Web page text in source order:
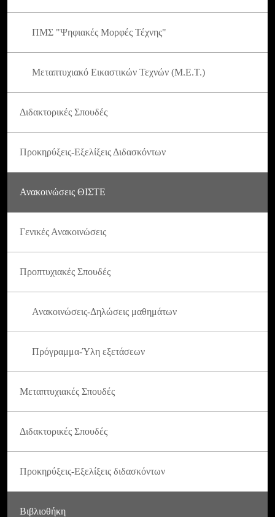
ΠΜΣ "Ψηφιακές Μορφές Τέχνης"
Μεταπτυχιακό Εικαστικών Τεχνών (Μ.Ε.Τ.)
Διδακτορικές Σπουδές
Προκηρύξεις-Εξελίξεις Διδασκόντων
Ανακοινώσεις ΘΙΣΤΕ
Γενικές Ανακοινώσεις
Προπτυχιακές Σπουδές
Ανακοινώσεις-Δηλώσεις μαθημάτων
Πρόγραμμα-Ύλη εξετάσεων
Μεταπτυχιακές Σπουδές
Διδακτορικές Σπουδές
Προκηρύξεις-Εξελίξεις διδασκόντων
Βιβλιοθήκη